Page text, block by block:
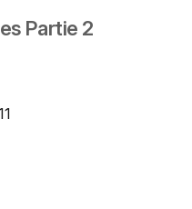
Partie 2